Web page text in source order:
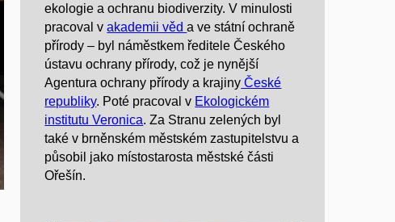
ekologie a ochranu biodiverzity. V minulosti
pracoval vakademii věda ve státní ochraně
přírody – byl náměstkem ředitele Českého
ústavu ochrany přírody, což je nynější
Agentura ochrany přírody a krajiny České
republiky. Poté pracoval v Ekologickém
institutu Veronica. Za Stranu zelených byl
také v brněnském městském zastupitelstvu a
působil jako místostarosta městské části
Ořešín.